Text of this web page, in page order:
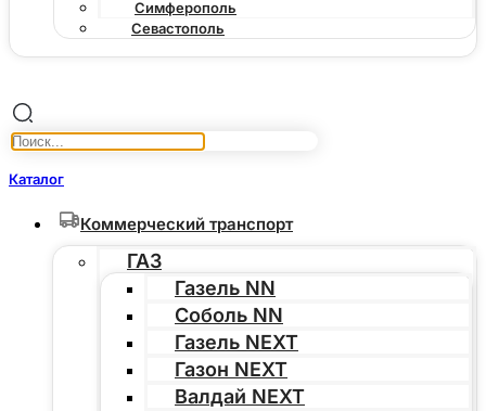
Симферополь
Севастополь
Каталог
Коммерческий транспорт
ГАЗ
Газель NN
Соболь NN
Газель NEXT
Газон NEXT
Валдай NEXT